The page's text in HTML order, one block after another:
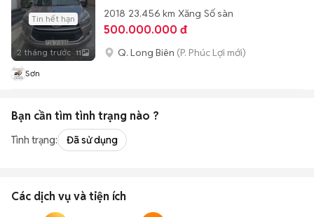
Tin hết hạn
2 tháng trước 11
2018 23.456 km Xăng Số sàn
500.000.000 đ
Q. Long Biên (P. Phúc Lợi mới)
Sơn
Bạn cần tìm tình trạng nào ?
Tình trạng: Đã sử dụng
Các dịch vụ và tiện ích